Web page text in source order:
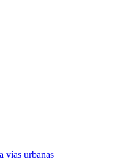
vías urbanas